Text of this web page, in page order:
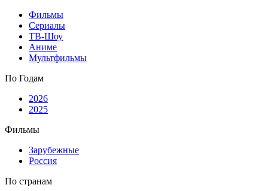
Фильмы
Сериалы
ТВ-Шоу
Аниме
Мультфильмы
По Годам
2026
2025
Фильмы
Зарубежные
Россия
По странам